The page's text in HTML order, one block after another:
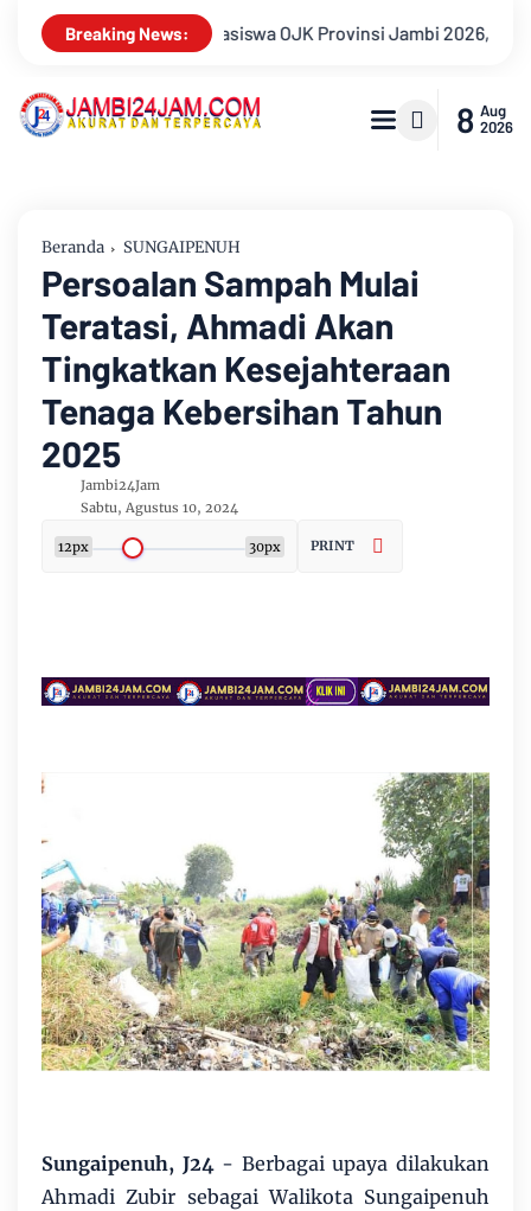
Breaking News:
2026, Unjuk Kreativitas di Taman Banjuran Budayo,
8 Aug
2026
Beranda SUNGAIPENUH
Persoalan Sampah Mulai
Teratasi, Ahmadi Akan
Tingkatkan Kesejahteraan
Tenaga Kebersihan Tahun
2025
Jambi24Jam
Sabtu, Agustus 10, 2024
12px 30px PRINT
Sungaipenuh, J24- Berbagai upaya dilakukan
Ahmadi Zubir sebagai Walikota Sungaipenuh